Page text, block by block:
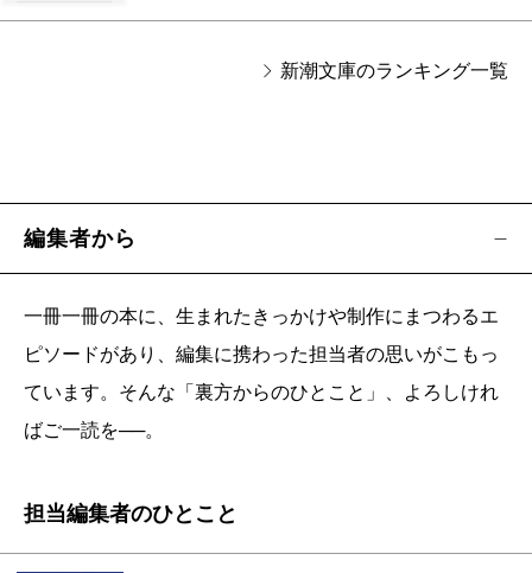
新潮文庫のランキング一覧
編集者から
一冊一冊の本に、生まれたきっかけや制作にまつわるエ
ピソードがあり、編集に携わった担当者の思いがこもっ
ています。そんな「裏方からのひとこと」、よろしけれ
ばご一読を──。
担当編集者のひとこと